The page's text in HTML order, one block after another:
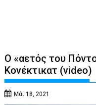
Ο «αετός του
Κονέκτικατ (video)
Μάι 18, 2021